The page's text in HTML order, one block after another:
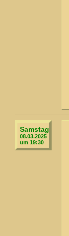
Samstag
08.03.2025
um 19:30